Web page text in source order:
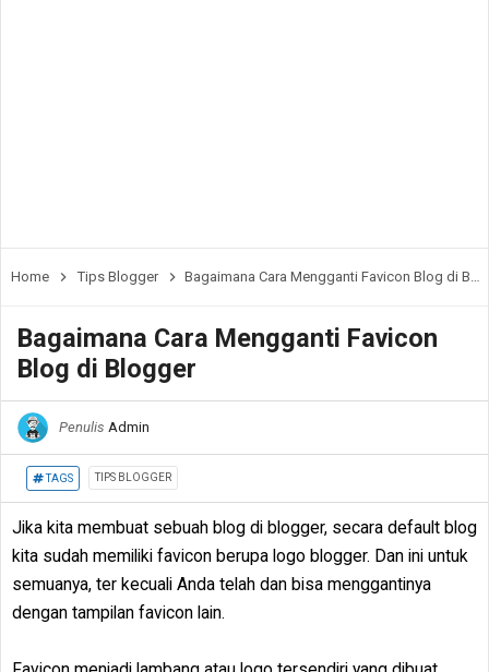
Home Tips Blogger Bagaimana Cara Mengganti Favicon Blog di Blogger
Bagaimana Cara Mengganti Favicon
Blog di Blogger
Penulis Admin
TAGS TIPS BLOGGER
Jika kita membuat sebuah blog di blogger, secara default blog
kita sudah memiliki favicon berupa logo blogger. Dan ini untuk
semuanya, ter kecuali Anda telah dan bisa menggantinya
dengan tampilan favicon lain.